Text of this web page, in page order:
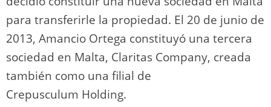
para transferirle la propiedad. El 20 de junio de
2013, Amancio Ortega constituyó una tercera
sociedad en Malta, Claritas Company, creada
también como una filial de
Crepusculum Holding.